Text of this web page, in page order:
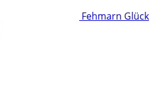
Fehmarn Glück